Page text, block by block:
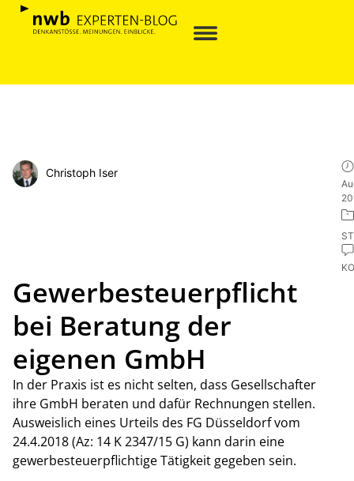
Christoph Iser
Gewerbesteuerpflicht
bei Beratung der
eigenen GmbH
In der Praxis ist es nicht selten, dass Gesellschafter
ihre GmbH beraten und dafür Rechnungen stellen.
Ausweislich eines Urteils des FG Düsseldorf vom
24.4.2018 (Az: 14 K 2347/15 G) kann darin eine
gewerbesteuerpflichtige Tätigkeit gegeben sein.